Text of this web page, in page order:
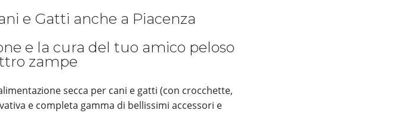
e Gatti anche a Piacenza
e la cura del tuo amico peloso
zampe
secca per cani e gatti (con crocchette,
e completa gamma di bellissimi accessori e